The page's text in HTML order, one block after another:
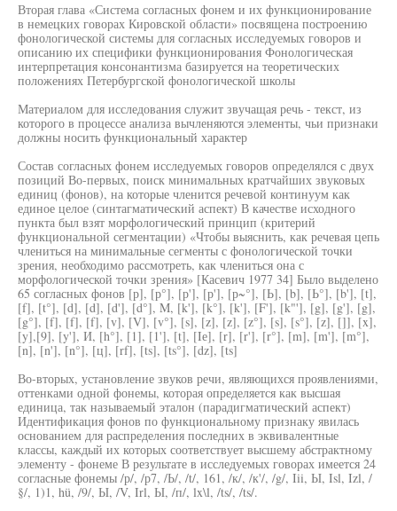
Вторая глава «Система согласных фонем и их функционирование
в немецких говорах Кировской области» посвящена построению
фонологической системы для согласных исследуемых говоров и
описанию их специфики функционирования Фонологическая
интерпретация консонантизма базируется на теоретических
положениях Петербургской фонологической школы
Материалом для исследования служит звучащая речь - текст, из
которого в процессе анализа вычленяются элементы, чьи признаки
должны носить функциональный характер
Состав согласных фонем исследуемых говоров определялся с двух
позиций Во-первых, поиск минимальных кратчайших звуковых
единиц (фонов), на которые членится речевой континуум как
единое целое (синтагматический аспект) В качестве исходного
пункта был взят морфологический принцип (критерий
функциональной сегментации) «Чтобы выяснить, как речевая цепь
члениться на минимальные сегменты с фонологической точки
зрения, необходимо рассмотреть, как члениться она с
морфологической точки зрения» [Касевич 1977 34] Было выделено
65 согласных фонов [р], [р°], [р'], [р'], [р~°], [Ь], [b], [Ь°], [b'], [t],
[f], [t°], [d], [d], [d'], [d°], M, [k'], [k°], [k'], [F'], [k"'], [g], [g'], [g],
[g°], [f], [f], [f], [v], [V], [v°], [s], [z], [z], [z°], [s], [s°], [z], []], [x],
[y],[9], [y'], И, [h°], [1], [1'], [t], [Iе], [r], [r'], [r°], [m], [m'], [m°],
[n], [n'], [n°], [ц], [rf], [ts], [ts°], [dz], [ts]
Во-вторых, установление звуков речи, являющихся проявлениями,
оттенками одной фонемы, которая определяется как высшая
единица, так называемый эталон (парадигматический аспект)
Идентификация фонов по функциональному признаку явилась
основанием для распределения последних в эквивалентные
классы, каждый их которых соответствует высшему абстрактному
элементу - фонеме В результате в исследуемых говорах имеется 24
согласные фонемы /р/, /р7, /Ь/, /t/, 161, /к/, /к'/, /g/, Iii, Ы, Isl, Izl, /
§/, 1)1, hü, /9/, Ы, /V, Irl, Ы, /п/, lx\l, /ts/, /ts/.